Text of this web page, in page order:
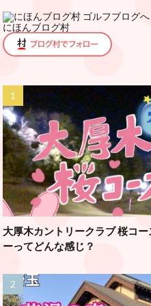
にほんブログ村
大厚木カントリークラブ 桜コ
ーってどんな感じ？